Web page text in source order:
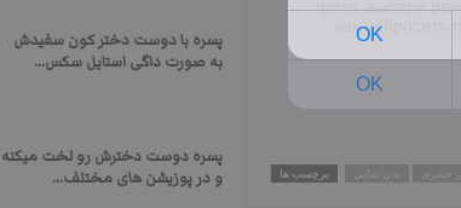
برچسب ها
پسره با دوست دختر کون سفیدش
به صورت داگی استایل سکس...
پسره دوست دخترش رو لخت میکنه
و در پوزیشن های مختلف...